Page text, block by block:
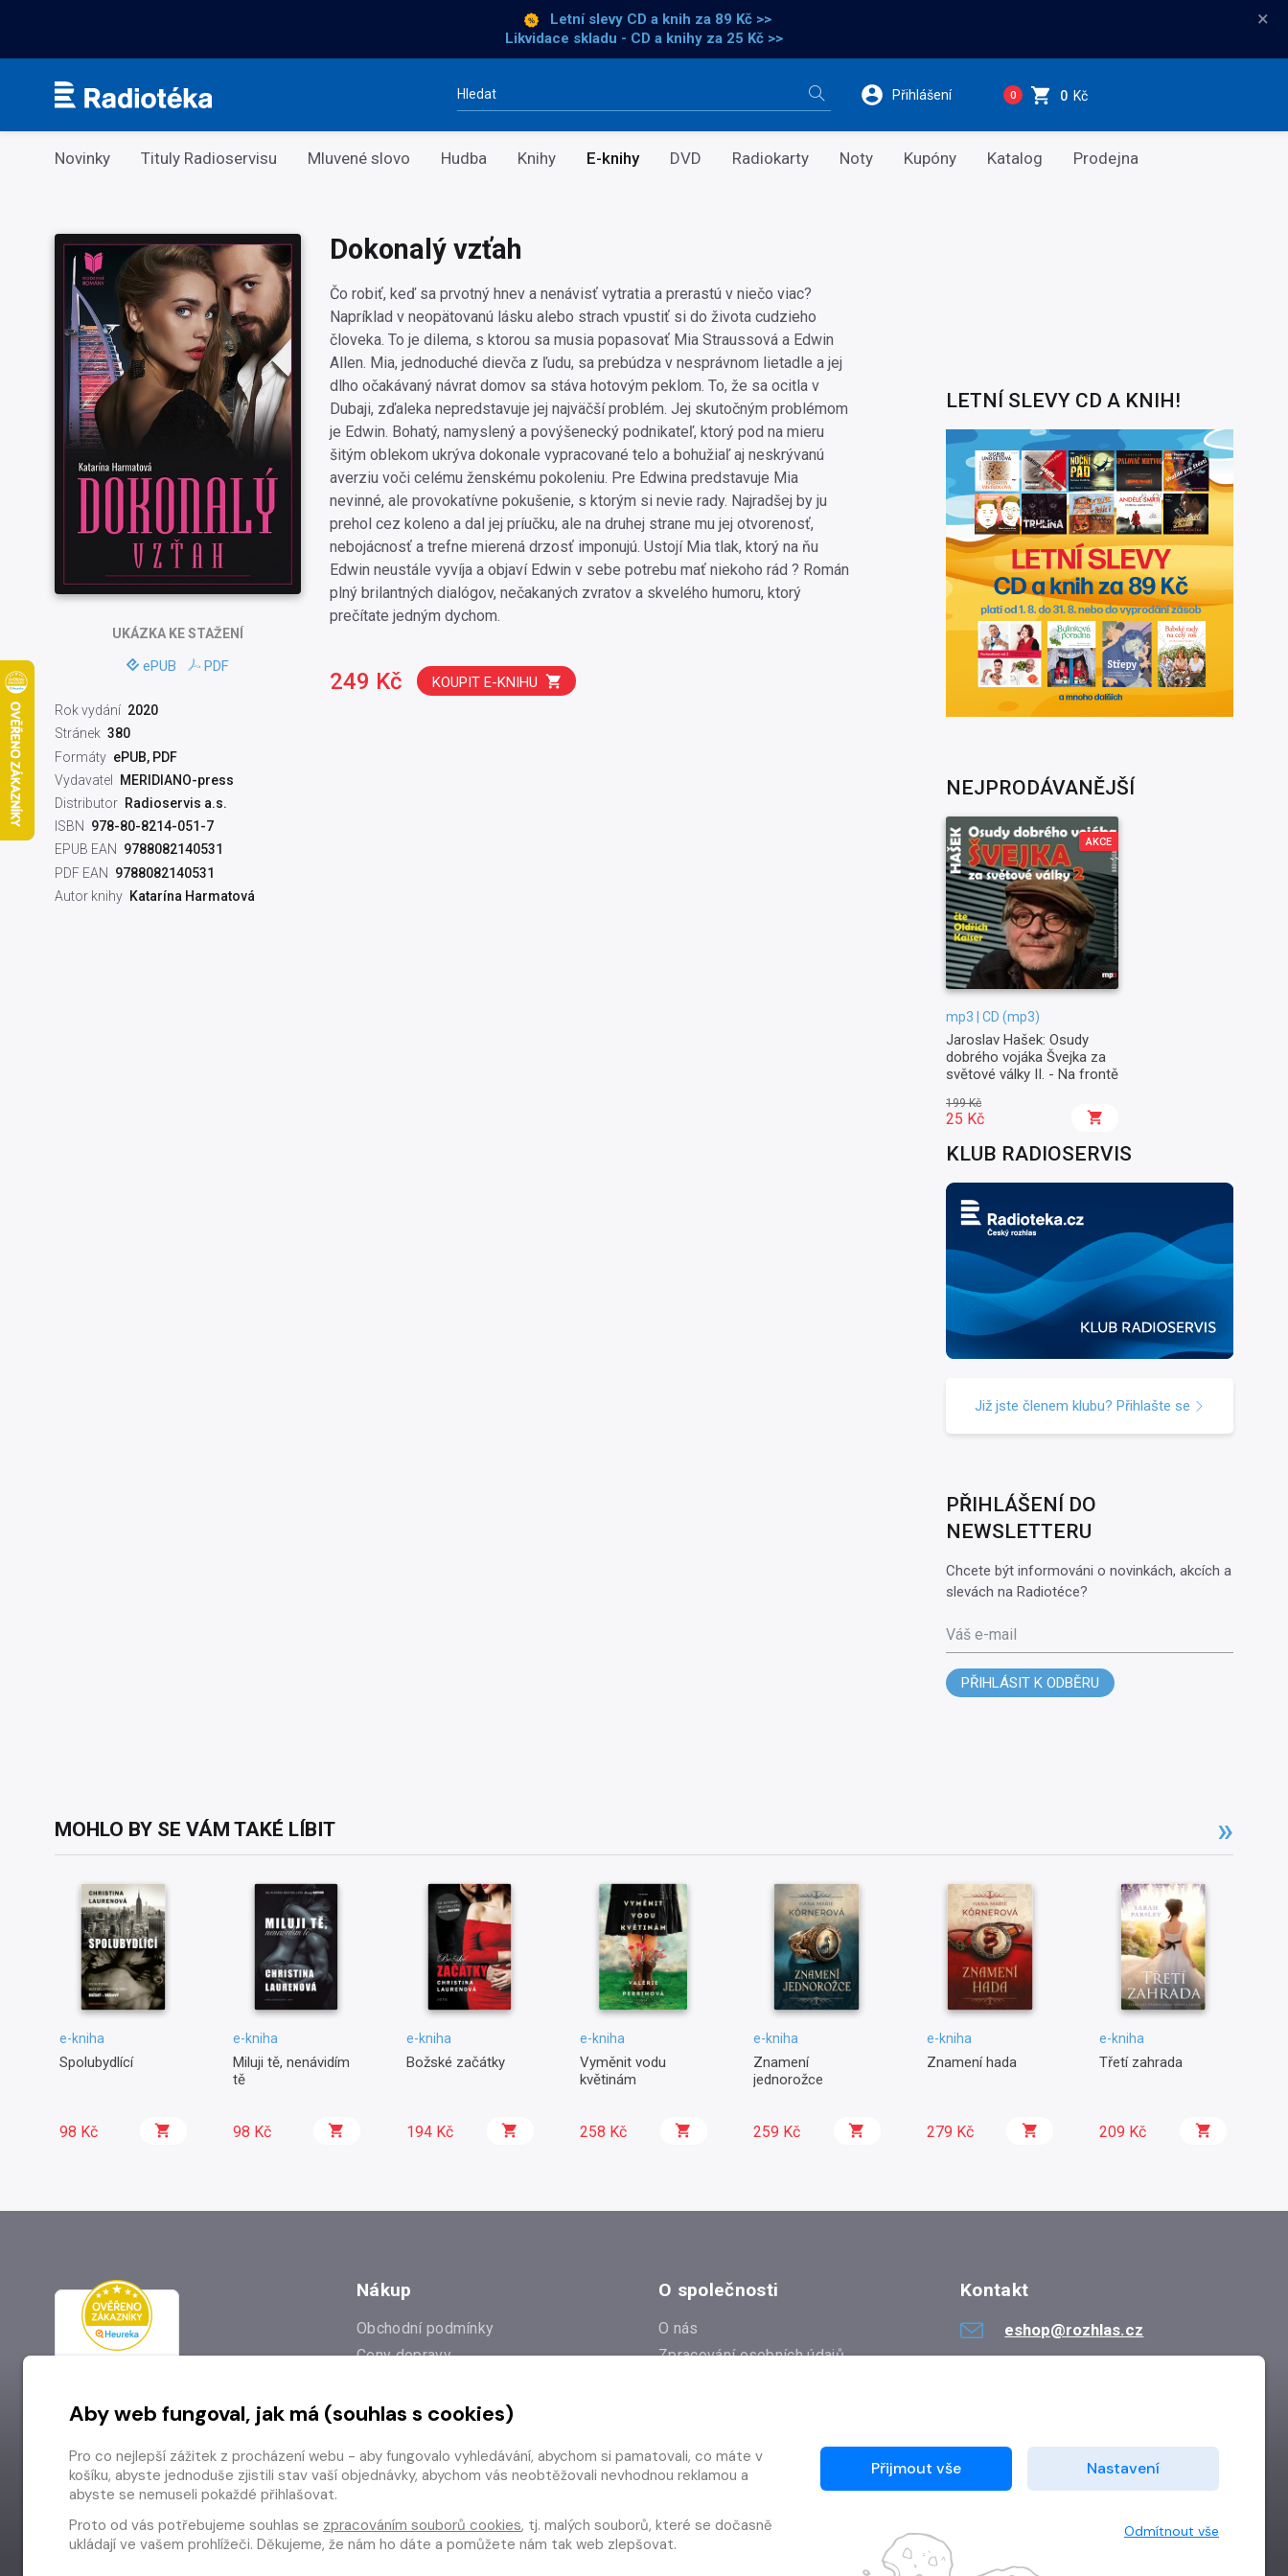
Letní slevy CD a knih za 89 Kč >>
Likvidace skladu - CD a knihy za 25 Kč >>
×
Vyhledávání Přihlášení 0 0 Kč
Kategorie
Novinky Tituly Radioservisu Mluvené slovo Hudba Knihy E-knihy DVD Radiokarty Noty Kupóny Katalog Prodejna
UKÁZKAKE STAŽENÍ
ePUB PDF
Rok vydání 2020
Stránek 380
Formáty ePUB, PDF
Vydavatel
MERIDIANO-press
Distributor Radioservis a.s.
ISBN
978-80-8214-051-7
EPUB EAN
9788082140531
PDF EAN 9788082140531
Autor knihy Katarína Harmatová
Dokonalý vzťah
Čo robiť, keď sa prvotný hnev a nenávisť vytratia a prerastú v niečo viac?
Napríklad v neopätovanú lásku alebo strach vpustiť si do života cudzieho
človeka. To je dilema, s ktorou sa musia popasovať Mia Straussová a Edwin
Allen. Mia, jednoduché dievča z ľudu, sa prebúdza v nesprávnom lietadle a jej
dlho očakávaný návrat domov sa stáva hotovým peklom. To, že sa ocitla v
Dubaji, zďaleka nepredstavuje jej najväčší problém. Jej skutočným problémom
je Edwin. Bohatý, namyslený a povýšenecký podnikateľ, ktorý pod na mieru
šitým oblekom ukrýva dokonale vypracované telo a bohužiaľ aj neskrývanú
averziu voči celému ženskému pokoleniu. Pre Edwina predstavuje Mia
nevinné, ale provokatívne pokušenie, s ktorým si nevie rady. Najradšej by ju
prehol cez koleno a dal jej príučku, ale na druhej strane mu jej otvorenosť,
nebojácnosť a trefne mierená drzosť imponujú. Ustojí Mia tlak, ktorý na ňu
Edwin neustále vyvíja a objaví Edwin v sebe potrebu mať niekoho rád ? Román
plný brilantných dialógov, nečakaných zvratov a skvelého humoru, ktorý
prečítate jedným dychom.
249 Kč KOUPIT E-KNIHU
LETNÍ SLEVY CD A KNIH!
NEJPRODÁVANĚJŠÍ
AKCE
mp3 | CD (mp3)
Jaroslav Hašek: Osudy
dobrého vojáka Švejka za
světové války II. - Na frontě
199 Kč
25 Kč
KLUB RADIOSERVIS
Již jste členem klubu? Přihlašte se
PŘIHLÁŠENÍ DO
NEWSLETTERU
Chcete být informováni o novinkách, akcích a
slevách na Radiotéce?
Váš e-mail
PŘIHLÁSIT K ODBĚRU
MOHLO BY SE VÁM TAKÉ LÍBIT
e-kniha
Spolubydlící
98 Kč
e-kniha
Miluji tě, nenávidím
tě
98 Kč
e-kniha
Božské začátky
194 Kč
e-kniha
Vyměnit vodu
květinám
258 Kč
e-kniha
Znamení
jednorožce
259 Kč
e-kniha
Znamení hada
279 Kč
e-kniha
Třetí zahrada
209 Kč
Nákup
Obchodní podmínky
Ceny dopravy
Prodejna
Odstoupení od smlouvy
O společnosti
O nás
Zpracování osobních údajů
Kontakt
eshop@rozhlas.cz
Aby web fungoval, jak má (souhlas s cookies)
Pro co nejlepší zážitek z procházení webu - aby fungovalo vyhledávání, abychom si pamatovali, co máte v
košíku, abyste jednoduše zjistili stav vaší objednávky, abychom vás neobtěžovali nevhodnou reklamou a
abyste se nemuseli pokaždé přihlašovat.
Proto od vás potřebujeme souhlas se zpracováním souborů cookies, tj. malých souborů, které se dočasně
ukládají ve vašem prohlížeči. Děkujeme, že nám ho dáte a pomůžete nám tak web zlepšovat.
Přijmout vše Nastavení
Odmítnout vše